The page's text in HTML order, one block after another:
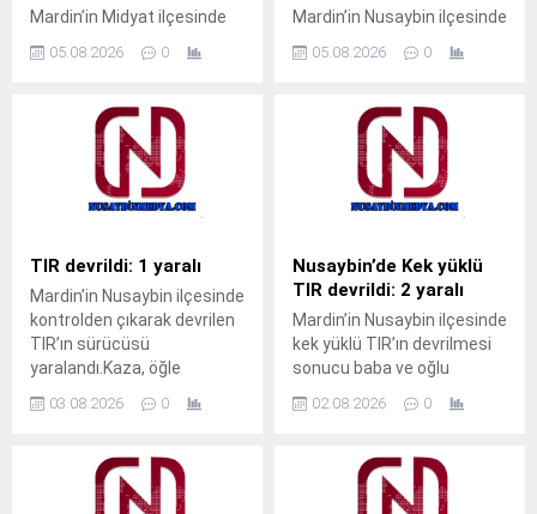
Mardin’in Midyat ilçesinde
korkulukları arasına kafası
Ahmet Akkuş’un
müdahalesiyle kurtarıldı.
Olay, akşam saatlerinde
Cumhuriyet Mahallesi’nde
meydana geldi.Akrabalarını
çocuk, pencerenin demir
korkulukları arasına kafasını
sokunca sıkışarak mahsur
kaldı. Çocuğun ağlama
sesini duyan yakınları
yardıma koştu. Durumu fark
eden aile üyeleri, aynı evde...
05.08.2026 0
Mardin’in Nusaybin ilçesinde
çıkan kuru ot yangınında
gördü. Yangın, sabah
saatlerinde Nusaybin
ilçesine bağlı kırsal
Bahçebaşı Mahallesi’nde
sulama kanalı çevresinde
nedenle başlayan kuru ot
yangını, rüzgarın etkisiyle
çevredeki meyve ağaçlarına
sıçradı. İhbar üzerine
bölgeye sevk edilen itfaiye
ekipleri, yangını çevreye
yayılmadan...
05.08.2026 0
TIR devrildi: 1 yaralı
Mardin’in Nusaybin ilçesinde
kontrolden çıkarak devrilen
TIR’ın sürücüsü
yaralandı.Kaza, öğle
ilçesine bağlı kırsal Girmeli
uluslararası İpekyolu’nda
meydana
03.08.2026 0
Nusaybin’de Kek yüklü
TIR devrildi: 2 yaralı
Mardin’in Nusaybin ilçesinde
kek yüklü TIR’ın devrilmesi
sonucu baba ve oğlu
saatlerinde Nusaybin
Mahallesi mevkisindeki
uluslararası İpekyolu’nda
02.08.2026 0